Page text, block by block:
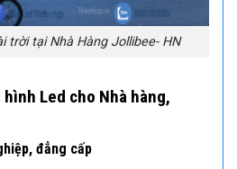
trời tại Nhà Hàng Jollibee- HN
Led cho Nhà hàng,
đẳng cấp